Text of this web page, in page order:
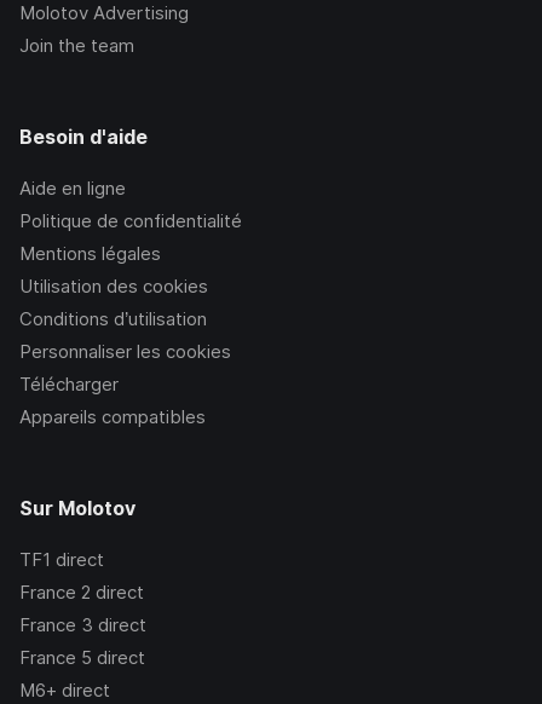
Molotov Advertising
Join the team
Besoin d'aide
Aide en ligne
Politique de confidentialité
Mentions légales
Utilisation des cookies
Conditions d’utilisation
Personnaliser les cookies
Télécharger
Appareils compatibles
Sur Molotov
TF1 direct
France 2 direct
France 3 direct
France 5 direct
M6+ direct